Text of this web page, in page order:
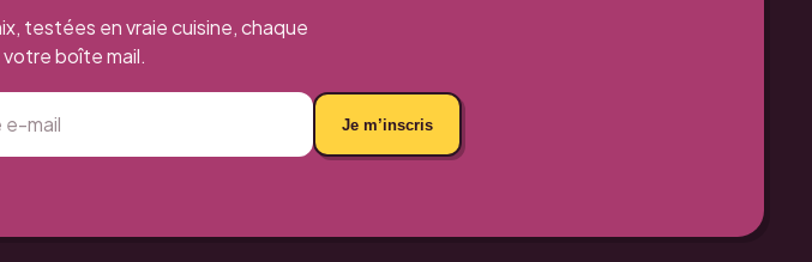
testées en vraie cuisine, chaque
boîte mail.
Je m’inscris